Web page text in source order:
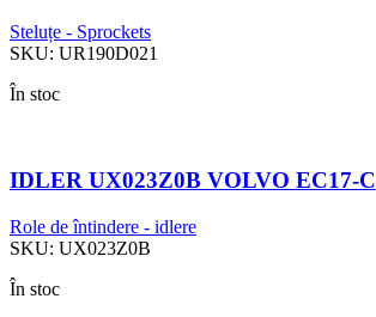
Steluțe - Sprockets
SKU: UR190D021
În stoc
IDLER UX023Z0B VOLVO EC17-C
Role de întindere - idlere
SKU: UX023Z0B
În stoc